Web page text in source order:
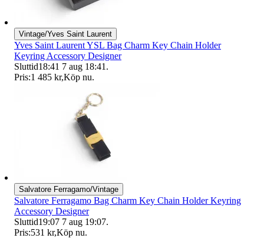
Vintage/Yves Saint Laurent
Yves Saint Laurent YSL Bag Charm Key Chain Holder
Keyring Accessory Designer
Sluttid18:41 7 aug 18:41 .
Pris:1 485 kr,Köp nu.
Salvatore Ferragamo/Vintage
Salvatore Ferragamo Bag Charm Key Chain Holder Keyring
Accessory Designer
Sluttid19:07 7 aug 19:07.
Pris:531 kr,Köp nu.